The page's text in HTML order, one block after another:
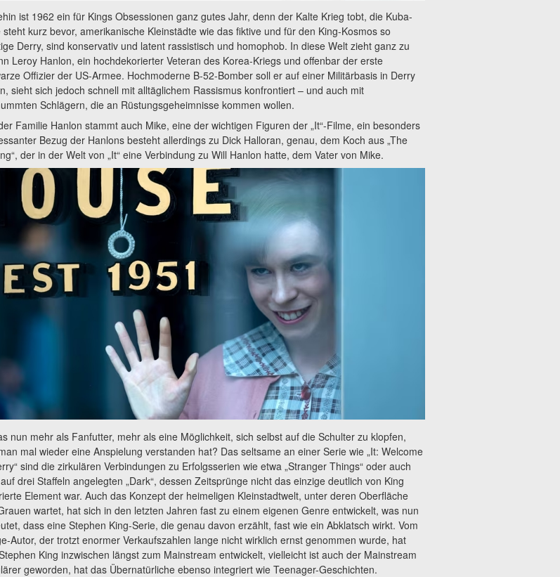
ist 1962 ein für Kings Obsessionen ganz gutes Jahr, denn der Kalte Krieg tobt, die Kuba-
steht kurz bevor, amerikanische Kleinstädte wie das fiktive und für den King-Kosmos so
Derry, sind konservativ und latent rassistisch und homophob. In diese Welt zieht ganz zu
Leroy Hanlon, ein hochdekorierter Veteran des Korea-Kriegs und offenbar der erste
Offizier der US-Armee. Hochmoderne B-52-Bomber soll er auf einer Militärbasis in Derry
sieht sich jedoch schnell mit alltäglichem Rassismus konfrontiert – und auch mit
Schlägern, die an Rüstungsgeheimnisse kommen wollen.
Familie Hanlon stammt auch Mike, eine der wichtigen Figuren der „It“-Filme, ein besonders
Bezug der Hanlons besteht allerdings zu Dick Halloran, genau, dem Koch aus „The
der in der Welt von „It“ eine Verbindung zu Will Hanlon hatte, dem Vater von Mike.
nun mehr als Fanfutter, mehr als eine Möglichkeit, sich selbst auf die Schulter zu klopfen,
mal wieder eine Anspielung verstanden hat? Das seltsame an einer Serie wie „It: Welcome
sind die zirkulären Verbindungen zu Erfolgsserien wie etwa „Stranger Things“ oder auch
drei Staffeln angelegten „Dark“, dessen Zeitsprünge nicht das einzige deutlich von King
Element war. Auch das Konzept der heimeligen Kleinstadtwelt, unter deren Oberfläche
wartet, hat sich in den letzten Jahren fast zu einem eigenen Genre entwickelt, was nun
dass eine Stephen King-Serie, die genau davon erzählt, fast wie ein Abklatsch wirkt. Vom
Autor, der trotzt enormer Verkaufszahlen lange nicht wirklich ernst genommen wurde, hat
King inzwischen längst zum Mainstream entwickelt, vielleicht ist auch der Mainstream
geworden, hat das Übernatürliche ebenso integriert wie Teenager-Geschichten.